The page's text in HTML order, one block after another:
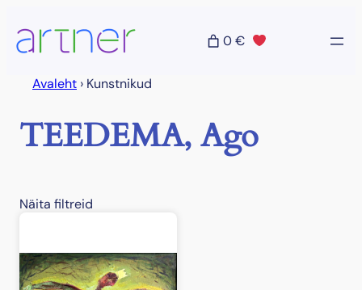
sisu
juurde
0 €
Avaleht › Kunstnikud
TEEDEMA, Ago
Näita filtreid